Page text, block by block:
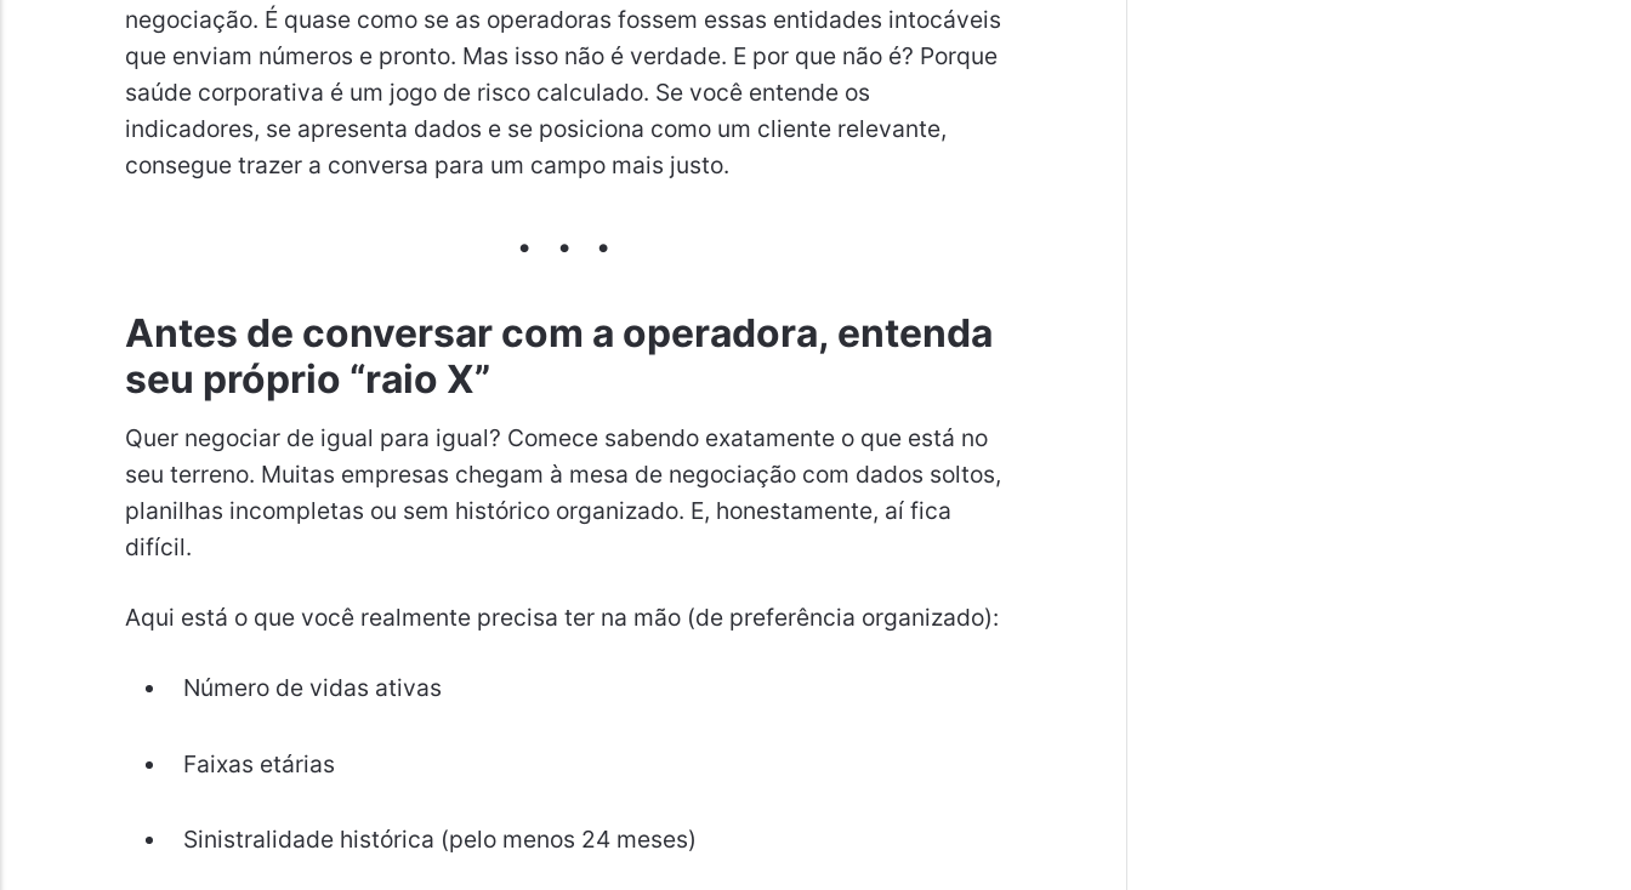
negociação. É quase como se as operadoras fossem essas entidades intocáveis
que enviam números e pronto. Mas isso não é verdade. E por que não é? Porque
saúde corporativa é um jogo de risco calculado. Se você entende os
indicadores, se apresenta dados e se posiciona como um cliente relevante,
consegue trazer a conversa para um campo mais justo.
Antes de conversar com a operadora, entenda
seu próprio “raio X”
Quer negociar de igual para igual? Comece sabendo exatamente o que está no
seu terreno. Muitas empresas chegam à mesa de negociação com dados soltos,
planilhas incompletas ou sem histórico organizado. E, honestamente, aí fica
difícil.
Aqui está o que você realmente precisa ter na mão (de preferência organizado):
Número de vidas ativas
Faixas etárias
Sinistralidade histórica (pelo menos 24 meses)